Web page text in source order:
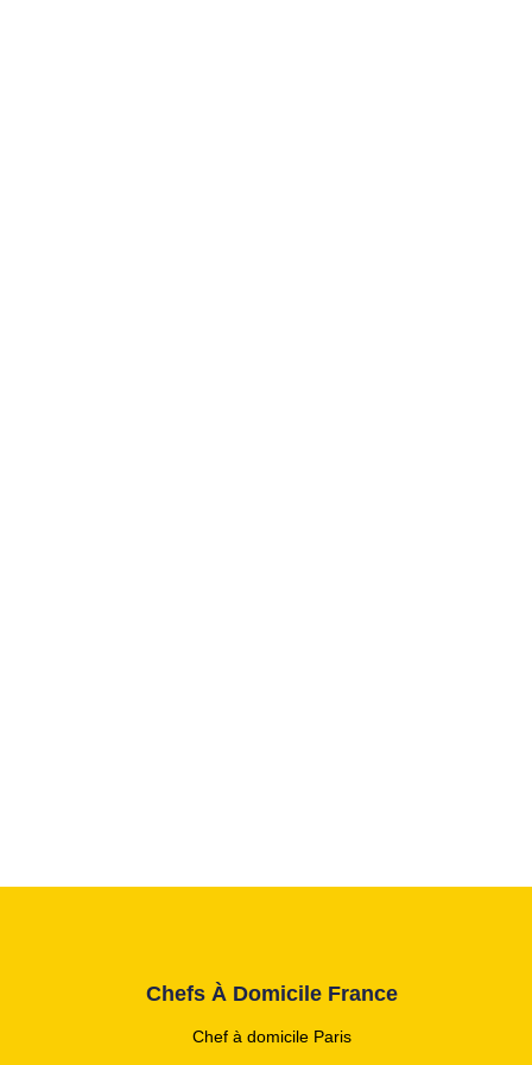
Chefs À Domicile France
Chef à domicile Paris